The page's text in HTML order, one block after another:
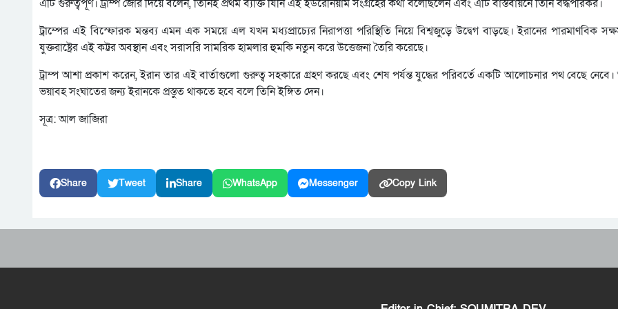
এটি গুরুত্বপূর্ণ। ট্রাম্প জোর দিয়ে বলেন, তিনিই প্রথম ব্যক্তি যিনি এই ইউরেনিয়াম সংগ্রহের কথা বলেছিলেন এবং এটি বাস্তবায়নে তিনি বদ্ধপরিকর।
ট্রাম্পের এই বিস্ফোরক মন্তব্য এমন এক সময়ে এল যখন মধ্যপ্রাচ্যের নিরাপত্তা পরিস্থিতি নিয়ে বিশ্বজুড়ে উদ্বেগ বাড়ছে। ইরানের পারমাণবিক
যুক্তরাষ্ট্রের এই কট্টর অবস্থান এবং সরাসরি সামরিক হামলার হুমকি নতুন করে উত্তেজনা তৈরি করেছে।
ট্রাম্প আশা প্রকাশ করেন, ইরান তার এই বার্তাগুলো গুরুত্ব সহকারে গ্রহণ করছে এবং শেষ পর্যন্ত যুদ্ধের পরিবর্তে একটি আলোচনার পথ বেছে
ভয়াবহ সংঘাতের জন্য ইরানকে প্রস্তুত থাকতে হবে বলে তিনি ইঙ্গিত দেন।
সূত্র: আল জাজিরা
Share Tweet Share WhatsApp Messenger Copy Link